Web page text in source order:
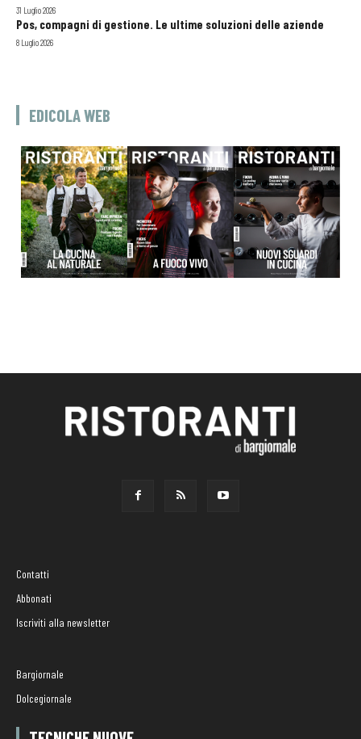
31 Luglio 2026
Pos, compagni di gestione. Le ultime soluzioni delle aziende
8 Luglio 2026
EDICOLA WEB
Contatti
Abbonati
Iscriviti alla newsletter
Bargiornale
Dolcegiornale